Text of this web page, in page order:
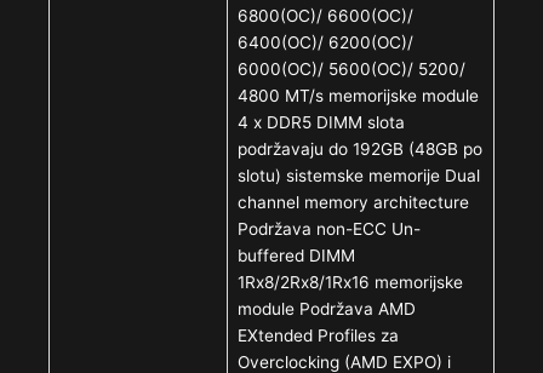
6800(OC)/ 6600(OC)/
6400(OC)/ 6200(OC)/
6000(OC)/ 5600(OC)/ 5200/
4800 MT/s memorijske module
4 x DDR5 DIMM slota
podržavaju do 192GB (48GB po
slotu) sistemske memorije Dual
channel memory architecture
Podržava non-ECC Un-
buffered DIMM
1Rx8/2Rx8/1Rx16 memorijske
module Podržava AMD
EXtended Profiles za
Overclocking (AMD EXPO) i